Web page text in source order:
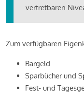
vertretbaren
Zum verfügbaren
Bargeld
Sparbücher und
Fest- und